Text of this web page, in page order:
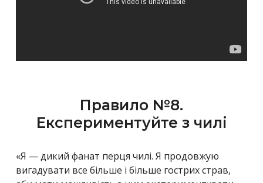
Правило №8.
Експериментуйте з чилі
«Я — дикий фанат перця чилі. Я продовжую
вигадувати все більше і більше гострих страв,